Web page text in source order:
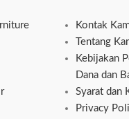
Kontak
Tentang
Kebijakan
Dana dan
Syarat dan
Privacy